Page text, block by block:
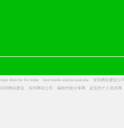
vape detector for home best smoke alarms australia 深圳网站建设公司
深圳网站建设
深圳网站公司 编程经验分享网 赵宝的个人简历网